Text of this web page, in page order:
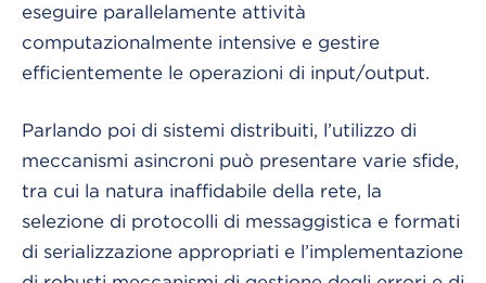
eseguire parallelamente attività
computazionalmente intensive e gestire
efficientemente le operazioni di input/output.
Parlando poi di sistemi distribuiti, l’utilizzo di
meccanismi asincroni può presentare varie sfide,
tra cui la natura inaffidabile della rete, la
selezione di protocolli di messaggistica e formati
di serializzazione appropriati e l’implementazione